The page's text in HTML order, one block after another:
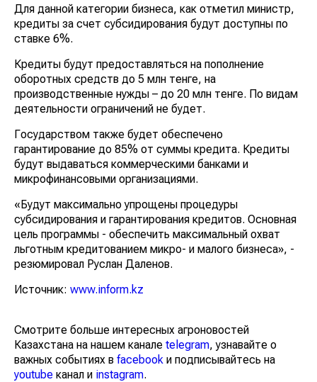
Для данной категории бизнеса, как отметил министр,
кредиты за счет субсидирования будут доступны по
ставке 6%.
Кредиты будут предоставляться на пополнение
оборотных средств до 5 млн тенге, на
производственные нужды – до 20 млн тенге. По видам
деятельности ограничений не будет.
Государством также будет обеспечено
гарантирование до 85% от суммы кредита. Кредиты
будут выдаваться коммерческими банками и
микрофинансовыми организациями.
«Будут максимально упрощены процедуры
субсидирования и гарантирования кредитов. Основная
цель программы - обеспечить максимальный охват
льготным кредитованием микро- и малого бизнеса», -
резюмировал Руслан Даленов.
Источник: www.inform.kz
Смотрите больше интересных агроновостей
Казахстана на нашем канале telegram, узнавайте о
важных событиях в facebook и подписывайтесь на
youtube канал и instagram.